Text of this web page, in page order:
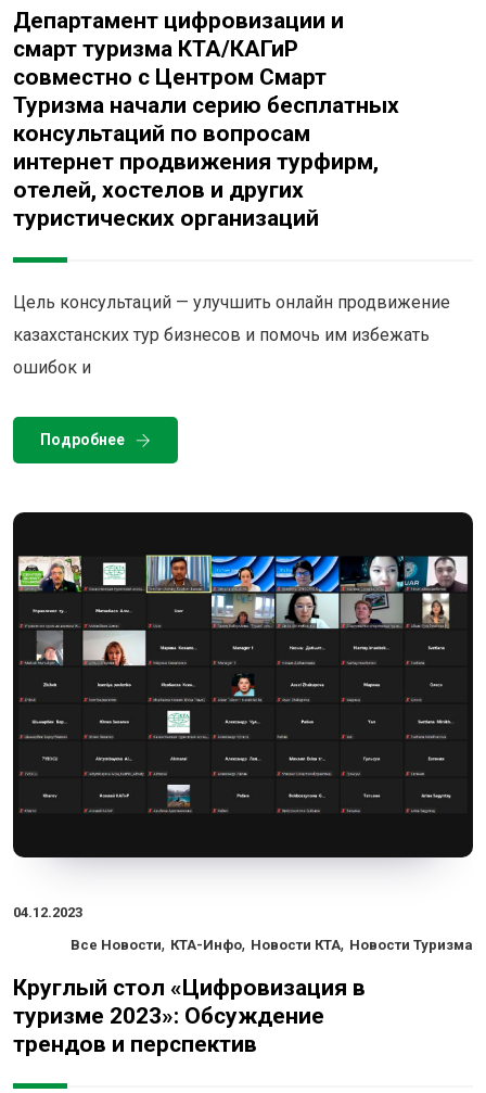
Департамент цифровизации и
смарт туризма КТА/КАГиР
совместно с Центром Смарт
Туризма начали серию бесплатных
консультаций по вопросам
интернет продвижения турфирм,
отелей, хостелов и других
туристических организаций
Цель консультаций — улучшить онлайн продвижение
казахстанских тур бизнесов и помочь им избежать
ошибок и
Подробнее
04.12.2023
Все Новости, КТА-Инфо, Новости КТА, Новости Туризма
Круглый стол «Цифровизация в
туризме 2023»: Обсуждение
трендов и перспектив